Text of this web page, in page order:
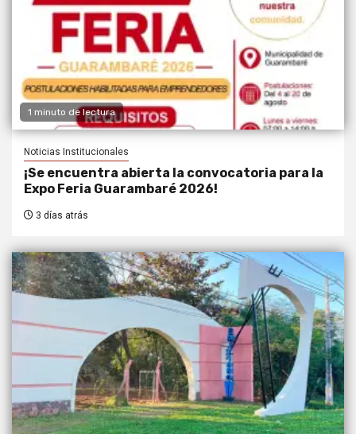
1 minuto de lectura
Noticias Institucionales
¡Se encuentra abierta la convocatoria para la
Expo Feria Guarambaré 2026!
3 días atrás